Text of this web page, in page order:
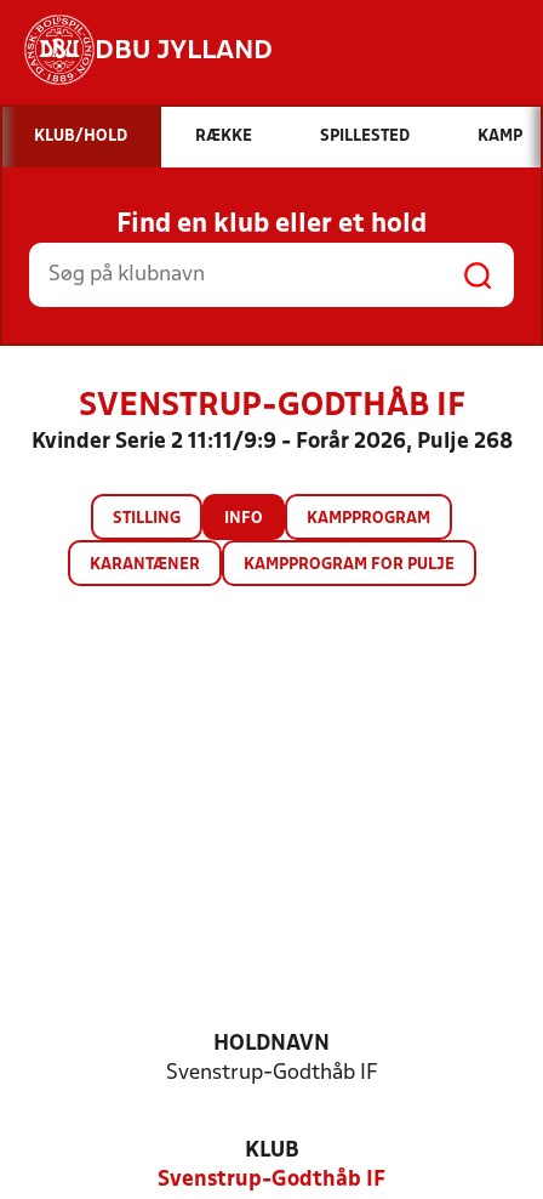
DBU JYLLAND
Hvad vil du søge efter?
INDHOLD OG NYHEDER
STILLINGER, RESULTATER, KLUBBER OG
HOLD
KLUB/HOLD RÆKKE SPILLESTED KAMP
Find en klub eller et hold
SVENSTRUP-GODTHÅB IF
Kvinder Serie 2 11:11/9:9 - Forår 2026, Pulje 268
STILLING INFO KAMPPROGRAM
KARANTÆNER KAMPPROGRAM FOR PULJE
HOLDNAVN
Svenstrup-Godthåb IF
KLUB
Svenstrup-Godthåb IF